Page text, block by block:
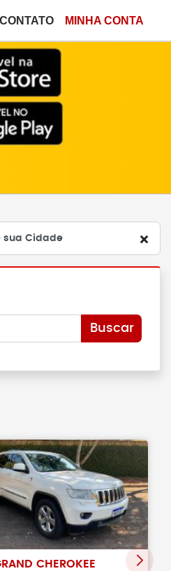
CONTATO MINHA CONTA
sua Cidade
Buscar
CHEROKEE